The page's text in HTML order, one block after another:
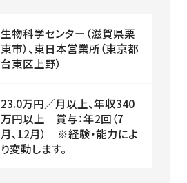
生物科学センター（滋賀県栗
東市）、東日本営業所（東京都
台東区上野）
23.0万円／月以上、年収340
万円以上 賞与：年2回（7
月、12月） ※経験・能力によ
り変動します。